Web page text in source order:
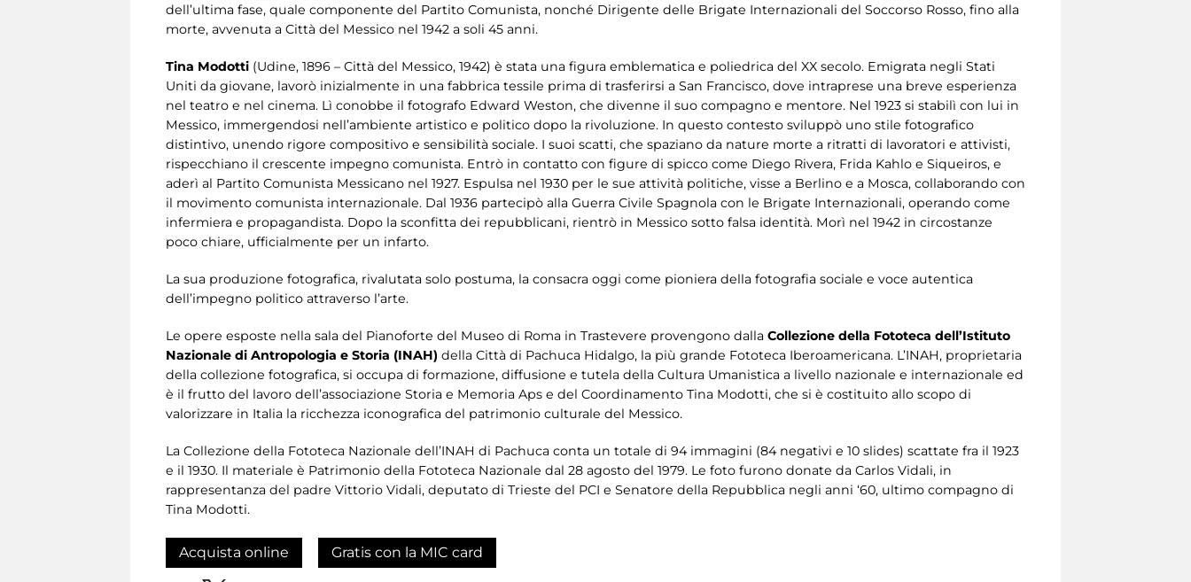
dell’ultima fase, quale componente del Partito Comunista, nonché Dirigente delle Brigate Internazionali del Soccorso Rosso, fino alla
morte, avvenuta a Città del Messico nel 1942 a soli 45 anni.
Tina Modotti (Udine, 1896 – Città del Messico, 1942) è stata una figura emblematica e poliedrica del XX secolo. Emigrata negli Stati
Uniti da giovane, lavorò inizialmente in una fabbrica tessile prima di trasferirsi a San Francisco, dove intraprese una breve esperienza
nel teatro e nel cinema. Lì conobbe il fotografo Edward Weston, che divenne il suo compagno e mentore. Nel 1923 si stabilì con lui in
Messico, immergendosi nell’ambiente artistico e politico dopo la rivoluzione. In questo contesto sviluppò uno stile fotografico
distintivo, unendo rigore compositivo e sensibilità sociale. I suoi scatti, che spaziano da nature morte a ritratti di lavoratori e attivisti,
rispecchiano il crescente impegno comunista. Entrò in contatto con figure di spicco come Diego Rivera, Frida Kahlo e Siqueiros, e
aderì al Partito Comunista Messicano nel 1927. Espulsa nel 1930 per le sue attività politiche, visse a Berlino e a Mosca, collaborando con
il movimento comunista internazionale. Dal 1936 partecipò alla Guerra Civile Spagnola con le Brigate Internazionali, operando come
infermiera e propagandista. Dopo la sconfitta dei repubblicani, rientrò in Messico sotto falsa identità. Morì nel 1942 in circostanze
poco chiare, ufficialmente per un infarto.
La sua produzione fotografica, rivalutata solo postuma, la consacra oggi come pioniera della fotografia sociale e voce autentica
dell’impegno politico attraverso l’arte.
Le opere esposte nella sala del Pianoforte del Museo di Roma in Trastevere provengono dalla Collezione della Fototeca dell’Istituto
Nazionale di Antropologia e Storia (INAH) della Città di Pachuca Hidalgo, la più grande Fototeca Iberoamericana. L’INAH, proprietaria
della collezione fotografica, si occupa di formazione, diffusione e tutela della Cultura Umanistica a livello nazionale e internazionale ed
è il frutto del lavoro dell’associazione Storia e Memoria Aps e del Coordinamento Tina Modotti, che si è costituito allo scopo di
valorizzare in Italia la ricchezza iconografica del patrimonio culturale del Messico.
La Collezione della Fototeca Nazionale dell’INAH di Pachuca conta un totale di 94 immagini (84 negativi e 10 slides) scattate fra il 1923
e il 1930. Il materiale è Patrimonio della Fototeca Nazionale dal 28 agosto del 1979. Le foto furono donate da Carlos Vidali, in
rappresentanza del padre Vittorio Vidali, deputato di Trieste del PCI e Senatore della Repubblica negli anni ‘60, ultimo compagno di
Tina Modotti.
Acquista online Gratis con la MIC card